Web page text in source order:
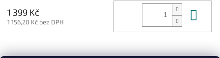
1 399 Kč
1 156,20 Kč bez DPH